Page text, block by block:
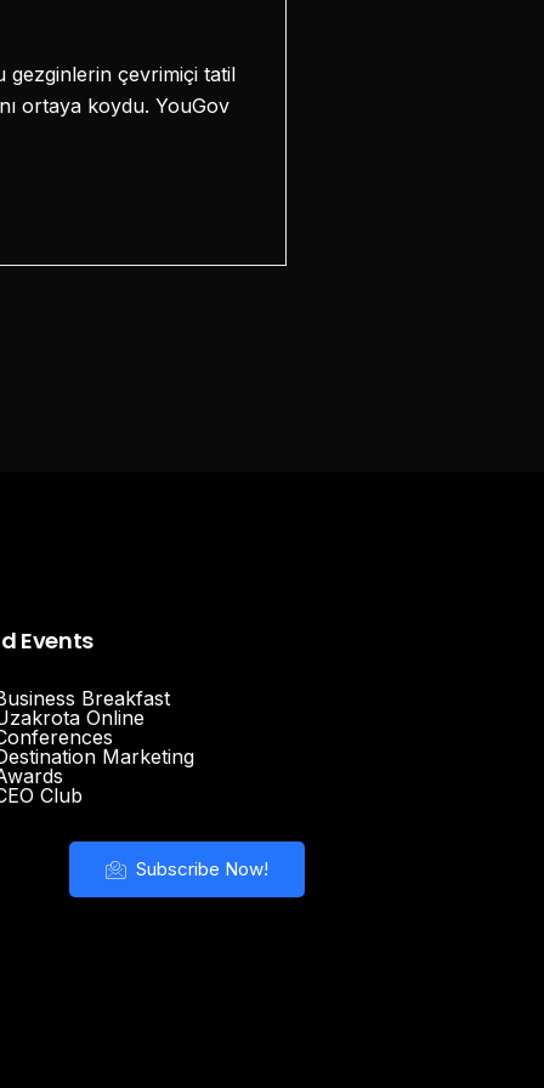
gezginlerin çevrimiçi tatil
ortaya koydu. YouGov
Events
Breakfast
Online
Marketing
Club
Subscribe Now!